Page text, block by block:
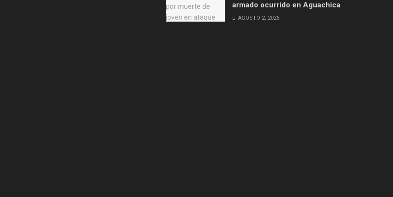
armado ocurrido en Aguachica
AGOSTO 2, 2026